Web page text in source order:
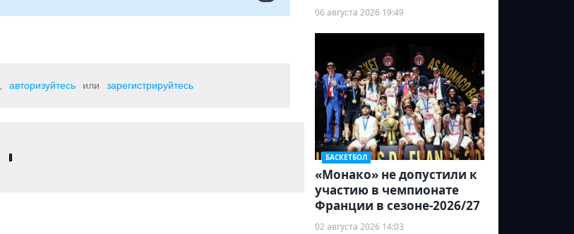
авторизуйтесь или зарегистрируйтесь
06 августа 2026 19:49
БАСКЕТБОЛ
«Монако» не допустили к
участию в чемпионате
Франции в сезоне-2026/27
02 августа 2026 14:03